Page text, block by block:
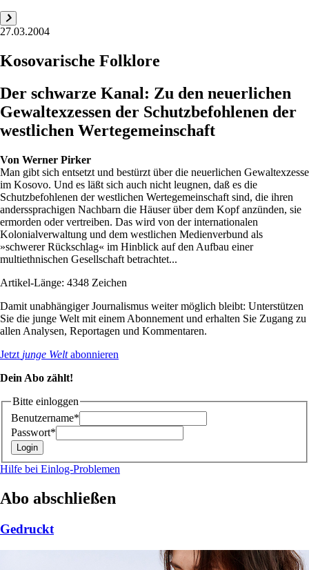
27.03.2004
Kosovarische Folklore
Der schwarze Kanal: Zu den neuerlichen
Gewaltexzessen der Schutzbefohlenen der
westlichen Wertegemeinschaft
Von Werner Pirker
Man gibt sich entsetzt und bestürzt über die neuerlichen Gewaltexzesse
im Kosovo. Und es läßt sich auch nicht leugnen, daß es die
Schutzbefohlenen der westlichen Wertegemeinschaft sind, die ihren
anderssprachigen Nachbarn die Häuser über dem Kopf anzünden, sie
ermorden oder vertreiben. Das wird von der internationalen
Kolonialverwaltung und dem westlichen Medienverbund als
»schwerer Rückschlag« im Hinblick auf den Aufbau einer
multiethnischen Gesellschaft betrachtet...
Artikel-Länge: 4348 Zeichen
Damit unabhängiger Journalismus weiter möglich bleibt: Unterstützen
Sie die junge Welt mit einem Abonnement und erhalten Sie Zugang zu
allen Analysen, Reportagen und Kommentaren.
Jetzt junge Weltabonnieren
Dein Abo zählt!
Bitte einloggen
Benutzername*
Passwort*
Hilfe bei Einlog-Problemen
Abo abschließen
Gedruckt